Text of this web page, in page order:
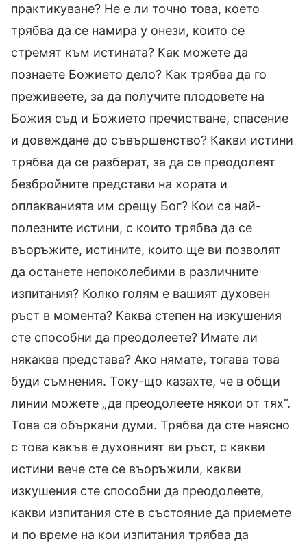
практикуване? Не е ли точно това, което
трябва да се намира у онези, които се
стремят към истината? Как можете да
познаете Божието дело? Как трябва да го
преживеете, за да получите плодовете на
Божия съд и Божието пречистване, спасение
и довеждане до съвършенство? Какви истини
трябва да се разберат, за да се преодолеят
безбройните представи на хората и
оплакванията им срещу Бог? Кои са най-
полезните истини, с които трябва да се
въоръжите, истините, които ще ви позволят
да останете непоколебими в различните
изпитания? Колко голям е вашият духовен
ръст в момента? Каква степен на изкушения
сте способни да преодолеете? Имате ли
някаква представа? Ако нямате, тогава това
буди съмнения. Току-що казахте, че в общи
линии можете „да преодолеете някои от тях“.
Това са объркани думи. Трябва да сте наясно
с това какъв е духовният ви ръст, с какви
истини вече сте се въоръжили, какви
изкушения сте способни да преодолеете,
какви изпитания сте в състояние да приемете
и по време на кои изпитания трябва да